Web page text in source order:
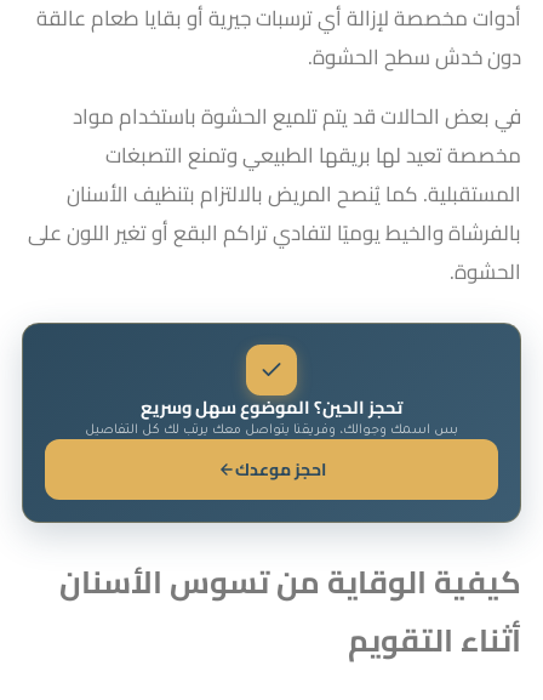
أدوات مخصصة لإزالة أي ترسبات جيرية أو بقايا طعام عالقة
دون خدش سطح الحشوة.
في بعض الحالات قد يتم تلميع الحشوة باستخدام مواد
مخصصة تعيد لها بريقها الطبيعي وتمنع التصبغات
المستقبلية. كما يُنصح المريض بالالتزام بتنظيف الأسنان
بالفرشاة والخيط يوميًا لتفادي تراكم البقع أو تغير اللون على
الحشوة.
تحجز الحين؟ الموضوع سهل وسريع
بس اسمك وجوالك، وفريقنا يتواصل معك يرتب لك كل التفاصيل
احجز موعدك
كيفية الوقاية من تسوس الأسنان
أثناء التقويم